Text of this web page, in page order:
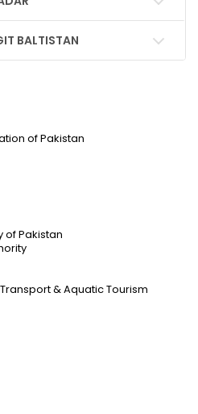
BALTISTAN
of Pakistan
of Pakistan
& Aquatic Tourism